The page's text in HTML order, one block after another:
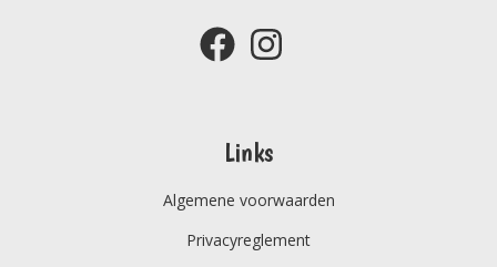
Links
Algemene voorwaarden
Privacyreglement